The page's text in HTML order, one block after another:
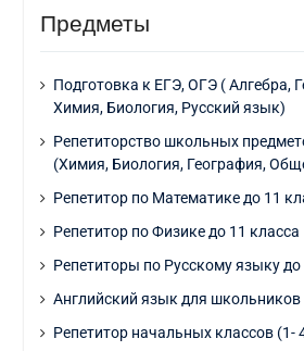
Предметы
Подготовка к ЕГЭ, ОГЭ ( Алгебра,
Химия, Биология, Русский язык)
Репетиторство школьных
(Химия, Биология, География,
Репетитор по Математике до 11
Репетитор по Физике до 11 класса
Репетиторы по Русскому языку до
Английский язык для школьников
Репетитор начальных классов (1-